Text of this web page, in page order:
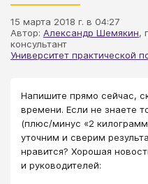
15 марта 2018 г. в 04:27
Автор: Александр Шемякин​,
консультант
Университет практической
Напишите прямо сейчас,
времени. Если не знаете
(плюс/минус «2
уточним и сверим
нравится? Хорошая
и руководителей: